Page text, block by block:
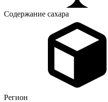
Содержание сахара
Регион